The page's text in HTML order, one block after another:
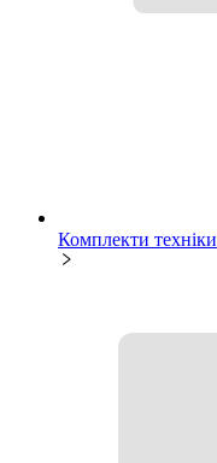
Комплекти техніки